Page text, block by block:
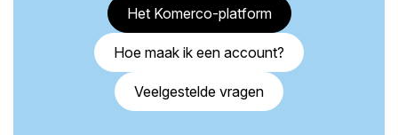
Het Komerco-platform
Hoe maak ik een account?
Veelgestelde vragen